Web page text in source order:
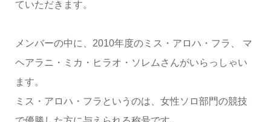
ていただきます。
メンバーの中に、2010年度のミス・アロハ・フラ、 マ
ヘアラニ・ミカ・ヒラオ・ソレムさんがいらっしゃい
ます。
ミス・アロハ・フラというのは、女性ソロ部門の競技